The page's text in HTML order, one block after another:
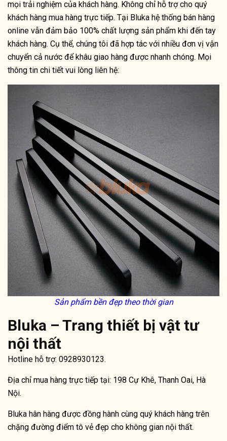
mọi trải nghiệm của khách hàng. Không chỉ hỗ trợ cho quý
khách hàng mua hàng trực tiếp. Tại Bluka hệ thống bán hàng
online vẫn đảm bảo 100% chất lượng sản phẩm khi đến tay
khách hàng. Cụ thể, chúng tôi đã hợp tác với nhiều đơn vị vận
chuyển cả nước để khâu giao hàng được nhanh chóng. Mọi
thông tin chi tiết vui lòng liên hệ:
Sản phẩm bền đẹp theo thời gian
Bluka – Trang thiết bị vật tư
nội thất
Hotline hỗ trợ: 0928930123.
Địa chỉ mua hàng trực tiếp tại: 198 Cự Khê, Thanh Oai, Hà
Nội.
Bluka hân hàng được đồng hành cùng quý khách hàng trên
chặng đường điểm tô vẻ đẹp cho không gian nội thất.